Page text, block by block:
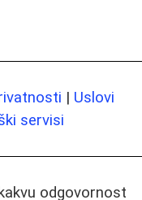
| Uslovi
servisi
odgovornost